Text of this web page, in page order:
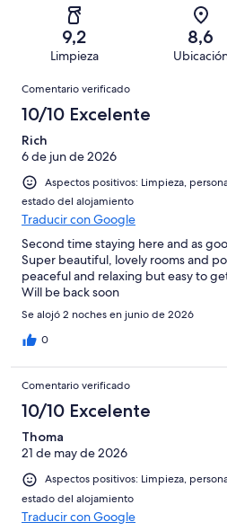
puntuación
puntuación
puntuación
Normal
una
puntuación
Mediocre
79
una
puntuación
de
Horrible
9,2
Limpieza
8,6
Comentarios
Comentario verificado
10/10 Excelente
Rich
6 de jun de 2026
Aspectos positivos: Limpieza,
estado del alojamiento
Traducir con Google
Second time staying here and as
Super beautiful, lovely rooms and
peaceful and relaxing but easy to
Will be back soon
Se alojó 2 noches en junio de 2026
0
Comentario verificado
10/10 Excelente
Thoma
21 de may de 2026
Aspectos positivos: Limpieza,
estado del alojamiento
Traducir con Google